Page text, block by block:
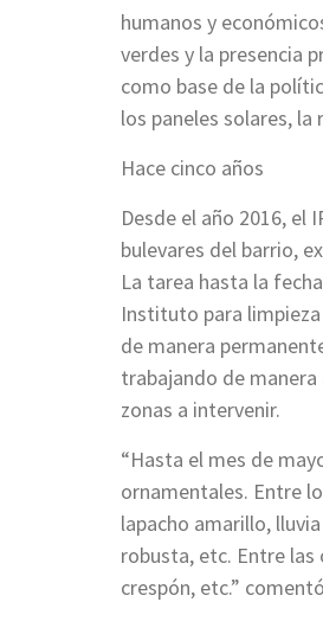
humanos y
verdes y la presencia
como base de la
los paneles solares,
Hace cinco años
Desde el año 2016, el
bulevares del barrio,
La tarea hasta la
Instituto para
de manera
trabajando de
zonas a intervenir.
“Hasta el mes de
ornamentales. Entre
lapacho amarillo,
robusta, etc. Entre las
crespón, etc.”